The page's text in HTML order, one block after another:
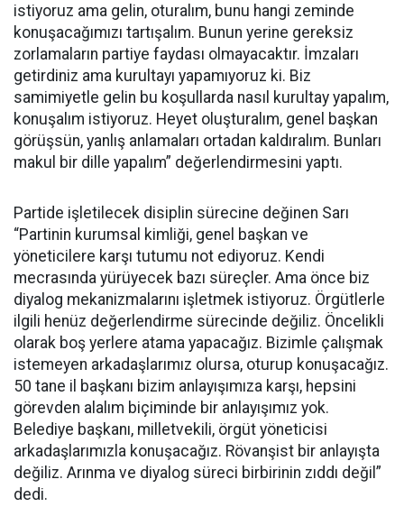
istiyoruz ama gelin, oturalım, bunu hangi zeminde
konuşacağımızı tartışalım. Bunun yerine gereksiz
zorlamaların partiye faydası olmayacaktır. İmzaları
getirdiniz ama kurultayı yapamıyoruz ki. Biz
samimiyetle gelin bu koşullarda nasıl kurultay yapalım,
konuşalım istiyoruz. Heyet oluşturalım, genel başkan
görüşsün, yanlış anlamaları ortadan kaldıralım. Bunları
makul bir dille yapalım” değerlendirmesini yaptı.
Partide işletilecek disiplin sürecine değinen Sarı
“Partinin kurumsal kimliği, genel başkan ve
yöneticilere karşı tutumu not ediyoruz. Kendi
mecrasında yürüyecek bazı süreçler. Ama önce biz
diyalog mekanizmalarını işletmek istiyoruz. Örgütlerle
ilgili henüz değerlendirme sürecinde değiliz. Öncelikli
olarak boş yerlere atama yapacağız. Bizimle çalışmak
istemeyen arkadaşlarımız olursa, oturup konuşacağız.
50 tane il başkanı bizim anlayışımıza karşı, hepsini
görevden alalım biçiminde bir anlayışımız yok.
Belediye başkanı, milletvekili, örgüt yöneticisi
arkadaşlarımızla konuşacağız. Rövanşist bir anlayışta
değiliz. Arınma ve diyalog süreci birbirinin zıddı değil”
dedi.